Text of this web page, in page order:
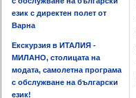
език с директен полет от
Варна
Екскурзия в ИТАЛИЯ -
МИЛАНО, столицата на
модата, самолетна програма
с обслужване на български
език!